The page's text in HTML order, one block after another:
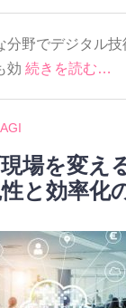
分野でデジタル技
効 続きを読む…
場を変え
と効率化